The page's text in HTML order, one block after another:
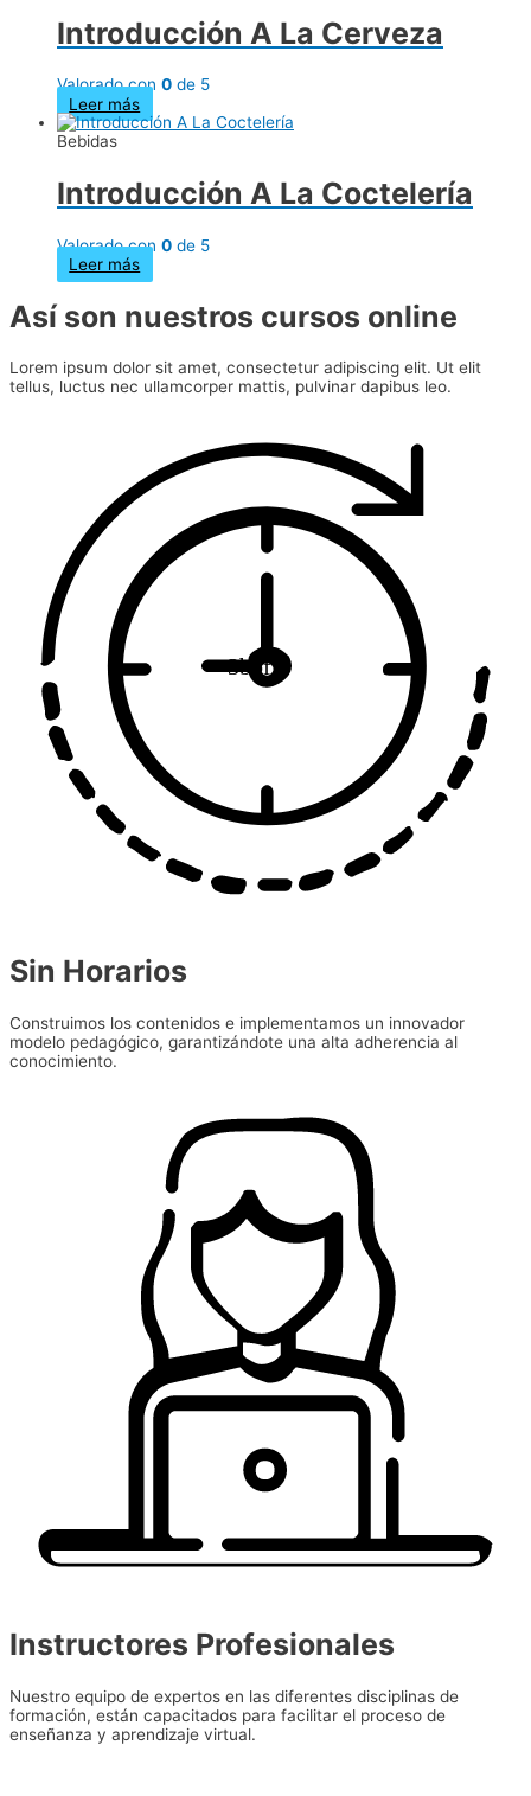
Introducción A La Cerveza
Valorado con 0 de 5
Leer más
Bebidas
Introducción A La Coctelería
Valorado con 0 de 5
Leer más
Así son nuestros cursos online
Lorem ipsum dolor sit amet, consectetur adipiscing elit. Ut elit
tellus, luctus nec ullamcorper mattis, pulvinar dapibus leo.
3bbfff
Sin Horarios
Construimos los contenidos e implementamos un innovador
modelo pedagógico, garantizándote una alta adherencia al
conocimiento.
Instructores Profesionales
Nuestro equipo de expertos en las diferentes disciplinas de
formación, están capacitados para facilitar el proceso de
enseñanza y aprendizaje virtual.